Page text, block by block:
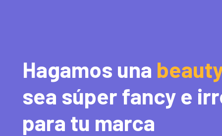
Hagamos una
sea súper fancy e
para tu marca